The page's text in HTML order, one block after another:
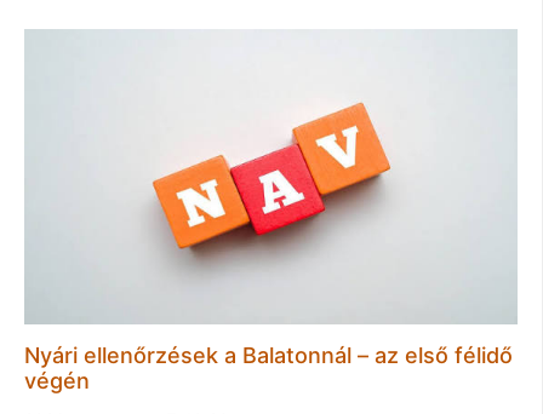
Nyári ellenőrzések a Balatonnál – az első félidő
végén